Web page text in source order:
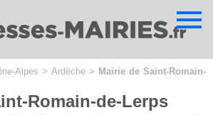
Alpes > Ardèche> Mairie de Saint-Romain-
Romain-de-Lerps
panel